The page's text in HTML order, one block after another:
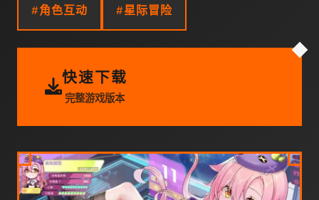
#角色互动 #星际冒险
快速下载
完整游戏版本